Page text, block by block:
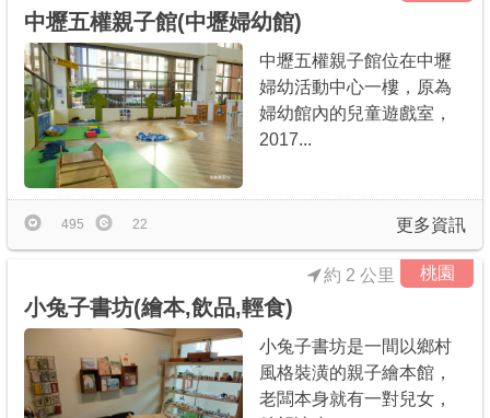
中壢五權親子館(中壢婦幼館)
中壢五權親子館位在中壢
婦幼活動中心一樓，原為
婦幼館內的兒童遊戲室，
2017...
更多資訊
495 22
桃園
小兔子書坊(繪本,飲品,輕食)
約 2 公里
小兔子書坊是一間以鄉村
風格裝潢的親子繪本館，
老闆本身就有一對兒女，